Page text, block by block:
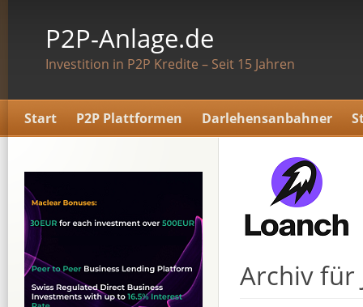
P2P-Anlage.de
Investition in P2P Kredite – Seit 15 Jahren
Start P2P Plattformen Darlehensanbahner
Archiv für